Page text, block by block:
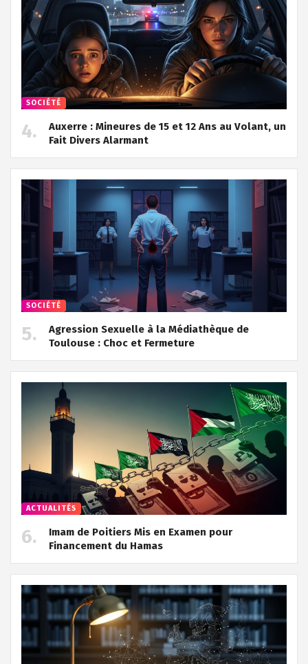
SOCIÉTÉ
Auxerre : Mineures de 15 et 12 Ans au Volant, un
Fait Divers Alarmant
SOCIÉTÉ
Agression Sexuelle à la Médiathèque de
Toulouse : Choc et Fermeture
ACTUALITÉS
Imam de Poitiers Mis en Examen pour
Financement du Hamas